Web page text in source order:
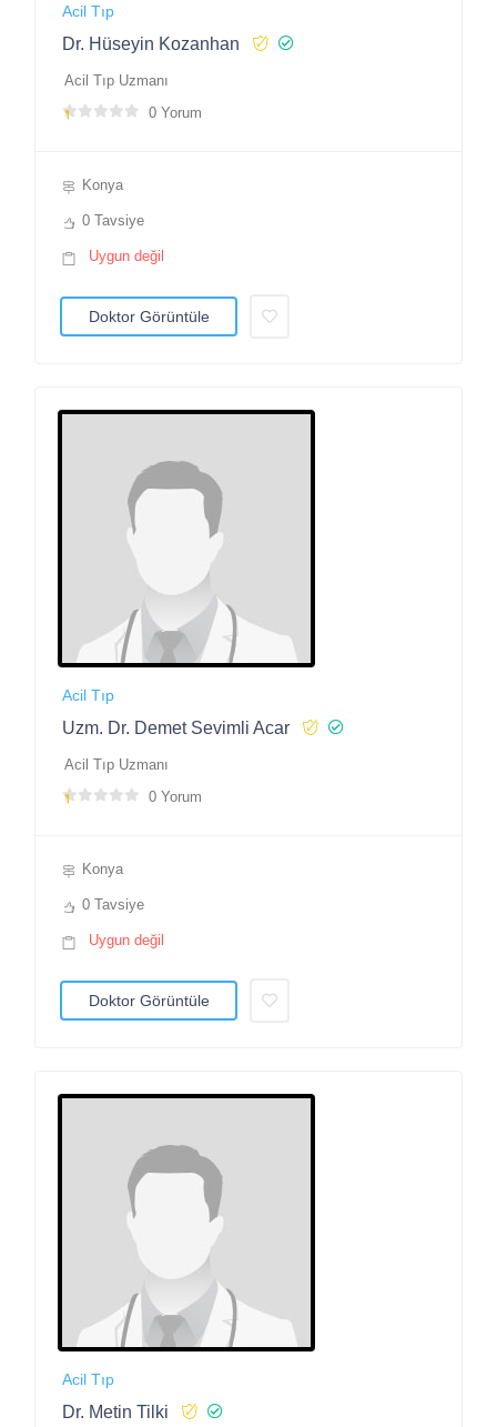
Acil Tıp
Dr. Hüseyin Kozanhan
Acil Tıp Uzmanı
0 Yorum
Konya
0 Tavsiye
Uygun değil
Doktor Görüntüle
Acil Tıp
Uzm. Dr. Demet Sevimli Acar
Acil Tıp Uzmanı
0 Yorum
Konya
0 Tavsiye
Uygun değil
Doktor Görüntüle
Acil Tıp
Dr. Metin Tilki